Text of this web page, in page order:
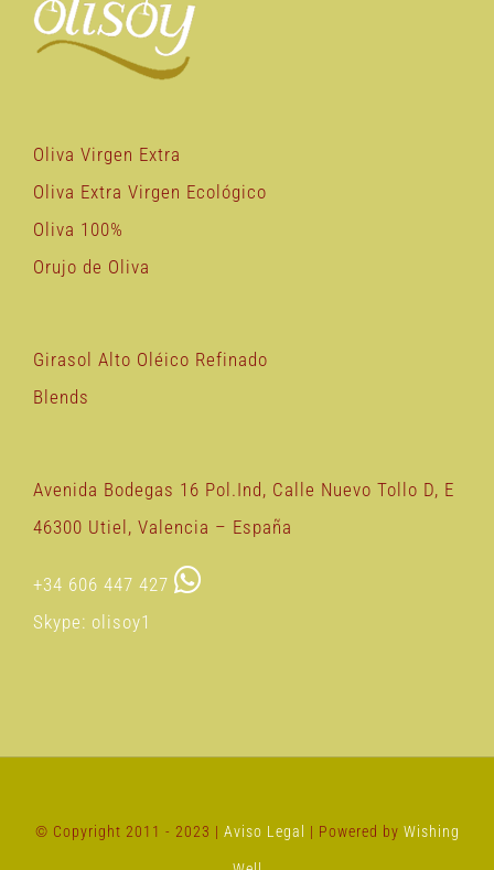
Oliva Virgen Extra
Oliva Extra Virgen Ecológico
Oliva 100%
Orujo de Oliva
Girasol Alto Oléico Refinado
Blends
Avenida Bodegas 16 Pol.Ind, Calle Nuevo Tollo D, E
46300 Utiel, Valencia – España
+34 606 447 427
Skype: olisoy1
© Copyright 2011 - 2023 | Aviso Legal | Powered by Wishing